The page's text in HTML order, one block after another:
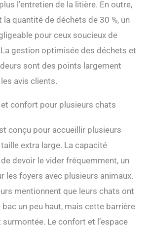
de la durée de la salle de
bain, de la fréquence et
d'autres données de santé
– Parfait pour garder un œil
sur votre chat pendant
votre absence. Le mode
nuit silencieuse met en
pause le nettoyage pendant
un repos sans perturbation.
utilisation sans effort :
porte d'entrée basse +
plate-forme pour aider les
chatons à accéder
facilement. Matériaux
faciles à nettoyer + design
modulaire permettant un
démontage rapide.
Comprend plusieurs
l’entretien de la litière. En outre,
quantité de déchets de 30 %, un
pour ceux soucieux de
La gestion optimisée des déchets et
sont des points largement
avis clients.
confort pour plusieurs chats
conçu pour accueillir plusieurs
extra large. La capacité
devoir le vider fréquemment, un
les foyers avec plusieurs animaux.
mentionnent que leurs chats ont
bac un peu haut, mais cette barrière
Le confort et l’espace